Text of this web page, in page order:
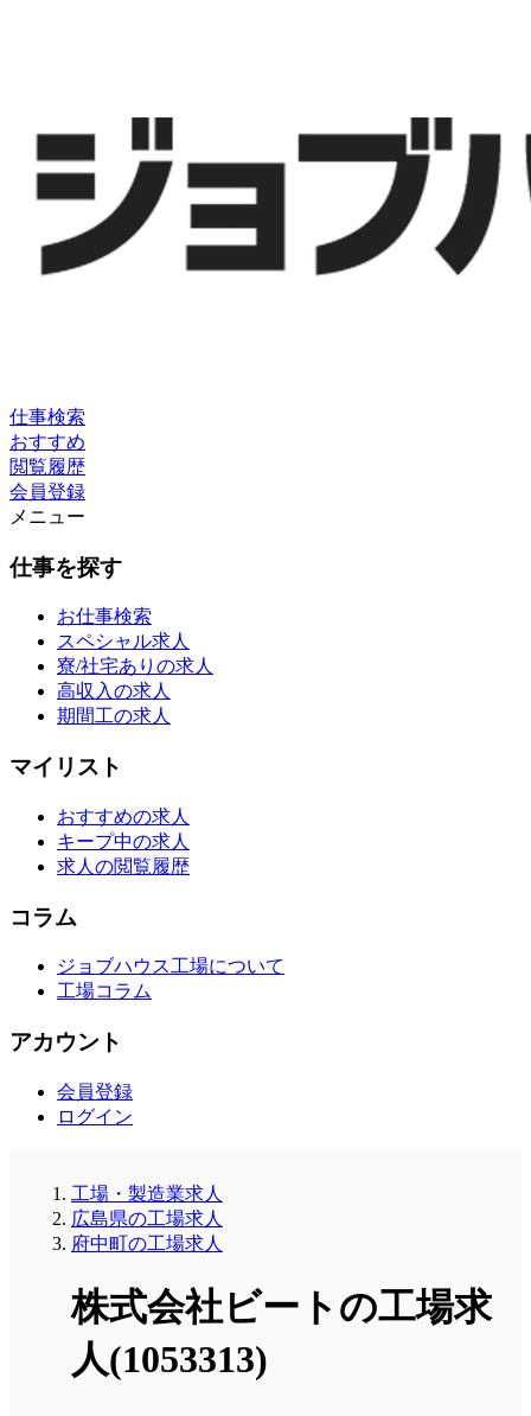
仕事検索
おすすめ
閲覧履歴
会員登録
メニュー
仕事を探す
お仕事検索
スペシャル求人
寮/社宅ありの求人
高収入の求人
期間工の求人
マイリスト
おすすめの求人
キープ中の求人
求人の閲覧履歴
コラム
ジョブハウス工場について
工場コラム
アカウント
会員登録
ログイン
工場・製造業求人
広島県の工場求人
府中町の工場求人
株式会社ビートの工場求
人(1053313)